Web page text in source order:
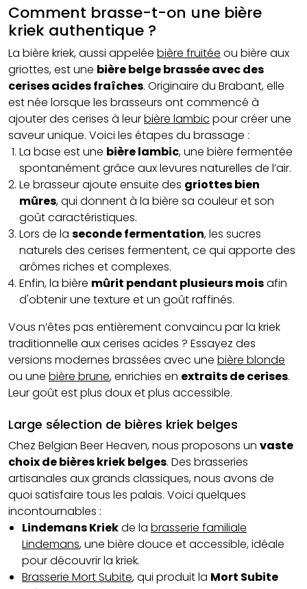
Comment brasse-t-on une bière
kriek authentique ?
La bière kriek, aussi appelée bière fruitée ou bière aux
griottes, est une bière belge brassée avec des
cerises acides fraîches. Originaire du Brabant, elle
est née lorsque les brasseurs ont commencé à
ajouter des cerises à leurbière lambic pour créer une
saveur unique. Voici les étapes du brassage :
La base est une bière lambic, une bière fermentée
spontanément grâce aux levures naturelles de l’air.
Le brasseur ajoute ensuite des griottes bien
mûres, qui donnent à la bière sa couleur et son
goût caractéristiques.
Lors de la seconde fermentation, les sucres
naturels des cerises fermentent, ce qui apporte des
arômes riches et complexes.
Enfin, la bière mûrit pendant plusieurs moisafin
d'obtenir une texture et un goût raffinés.
Vous n’êtes pas entièrement convaincu par la kriek
traditionnelle aux cerises acides ? Essayez des
versions modernes brassées avec une bière blonde
ou une bière brune, enrichies en extraits de cerises.
Leur goût est plus doux et plus accessible.
Large sélection de bières kriek belges
Chez Belgian Beer Heaven, nous proposons un vaste
choix de bières kriek belges. Des brasseries
artisanales aux grands classiques, nous avons de
quoi satisfaire tous les palais. Voici quelques
incontournables :
Lindemans Kriekde la brasserie familiale
Lindemans, une bière douce et accessible, idéale
pour découvrir la kriek.
Brasserie Mort Subite, qui produit la Mort Subite